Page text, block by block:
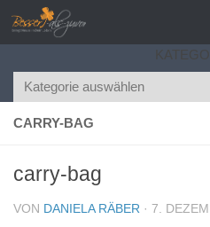
Zum Inhalt springen
Kategorien
CARRY-BAG
carry-bag
VON DANIELA RÄBER · 7.